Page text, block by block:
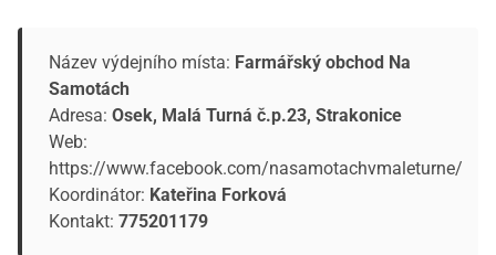
Název výdejního místa: Farmářský obchod Na
Samotách
Adresa: Osek, Malá Turná č.p.23, Strakonice
Web:
https://www.facebook.com/nasamotachvmaleturne/
Koordinátor: Kateřina Forková
Kontakt: 775201179